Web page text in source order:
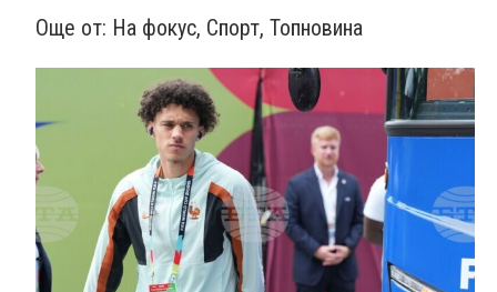
Още от: На фокус, Спорт, Топновина